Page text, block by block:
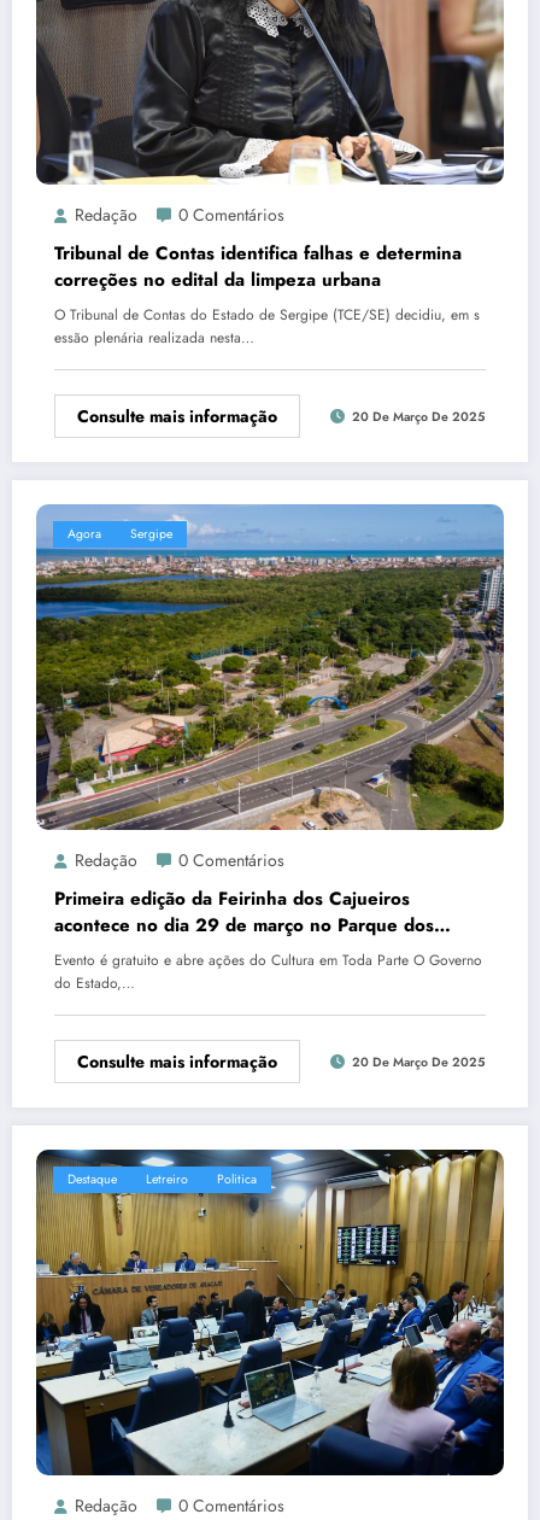
Redação 0 Comentários
Tribunal de Contas identifica falhas e determina
correções no edital da limpeza urbana
O Tribunal de Contas do Estado de Sergipe (TCE/SE) decidiu, em s
essão plenária realizada nesta…
Consulte mais informação 20 De Março De 2025
Agora Sergipe
Redação 0 Comentários
Primeira edição da Feirinha dos Cajueiros
acontece no dia 29 de março no Parque dos
Cajueiros
Evento é gratuito e abre ações do Cultura em Toda Parte O Governo
do Estado,…
Consulte mais informação 20 De Março De 2025
Destaque Letreiro Politica
Redação 0 Comentários